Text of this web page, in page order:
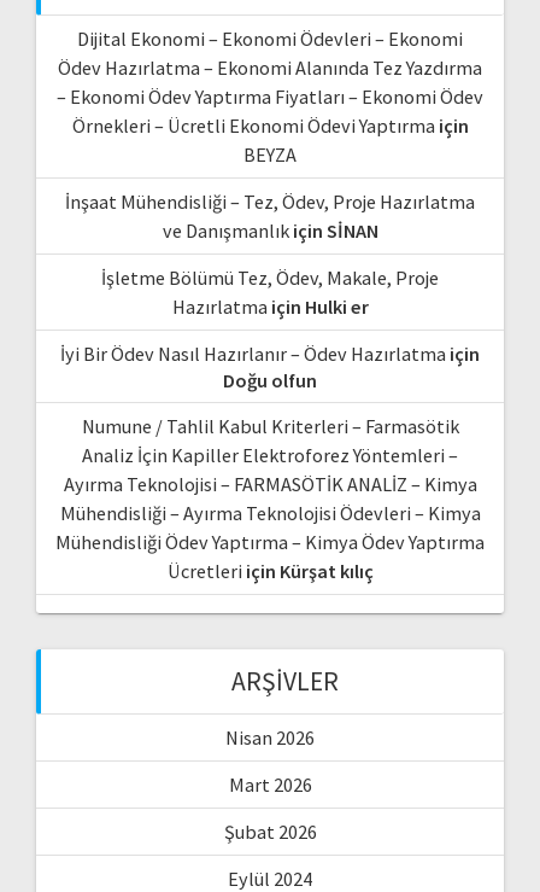
Dijital Ekonomi – Ekonomi Ödevleri – Ekonomi
Ödev Hazırlatma – Ekonomi Alanında Tez Yazdırma
– Ekonomi Ödev Yaptırma Fiyatları – Ekonomi Ödev
Örnekleri – Ücretli Ekonomi Ödevi Yaptırma için
BEYZA
İnşaat Mühendisliği – Tez, Ödev, Proje Hazırlatma
ve Danışmanlıkiçin SİNAN
İşletme Bölümü Tez, Ödev, Makale, Proje
Hazırlatma için Hulki er
İyi Bir Ödev Nasıl Hazırlanır – Ödev Hazırlatma için
Doğu olfun
Numune / Tahlil Kabul Kriterleri – Farmasötik
Analiz İçin Kapiller Elektroforez Yöntemleri –
Ayırma Teknolojisi – FARMASÖTİK ANALİZ – Kimya
Mühendisliği – Ayırma Teknolojisi Ödevleri – Kimya
Mühendisliği Ödev Yaptırma – Kimya Ödev Yaptırma
Ücretleri için Kürşat kılıç
ARŞIVLER
Nisan 2026
Mart 2026
Şubat 2026
Eylül 2024